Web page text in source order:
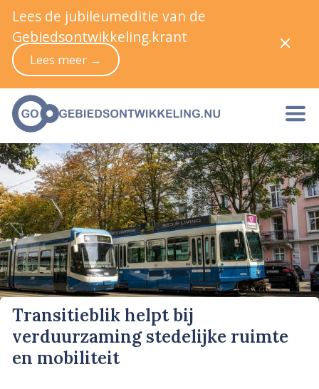
Transitieblik helpt bij
verduurzaming stedelijke ruimte
en mobiliteit
Lees de jubileumeditie van de
Gebiedsontwikkeling.krant
Lees meer →